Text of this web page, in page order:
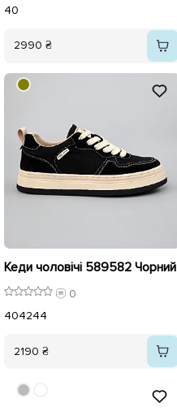
40
2990 ₴
Кеди чоловічі 589582 Чорний
0
404244
2190 ₴